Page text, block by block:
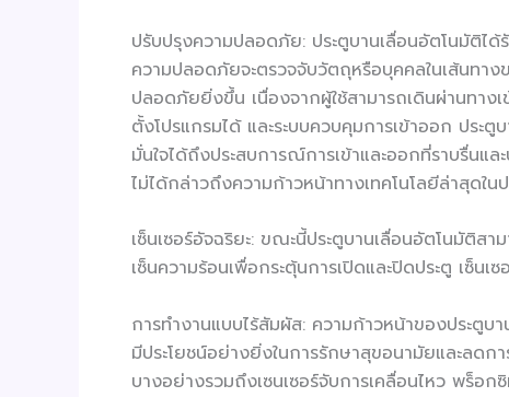
ปรับปรุงความปลอดภัย: ประตูบานเลื่อนอัตโนมัติไ
ความปลอดภัยจะตรวจจับวัตถุหรือบุคคลในเส้นทา
ปลอดภัยยิ่งขึ้น เนื่องจากผู้ใช้สามารถเดินผ่านทาง
ตั้งโปรแกรมได้ และระบบควบคุมการเข้าออก ประ
มั่นใจได้ถึงประสบการณ์การเข้าและออกที่ราบรื่นแ
ไม่ได้กล่าวถึงความก้าวหน้าทางเทคโนโลยีล่าสุดใ
เซ็นเซอร์อัจฉริยะ: ขณะนี้ประตูบานเลื่อนอัตโนมัติสา
เซ็นความร้อนเพื่อกระตุ้นการเปิดและปิดประตู เซ็น
การทำงานแบบไร้สัมผัส: ความก้าวหน้าของประตูบ
มีประโยชน์อย่างยิ่งในการรักษาสุขอนามัยและลดก
บางอย่างรวมถึงเซนเซอร์จับการเคลื่อนไหว พร็อ